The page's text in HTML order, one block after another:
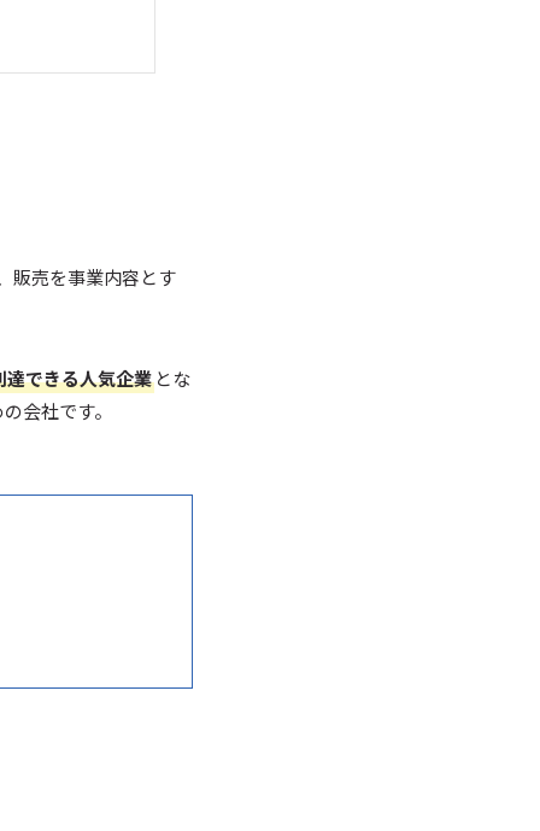
販売を事業内容とす
できる人気企業 とな
会社です。